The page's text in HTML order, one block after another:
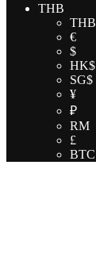
THB
THB
€
$
HK$
SG$
¥
₽
RM
£
BTC